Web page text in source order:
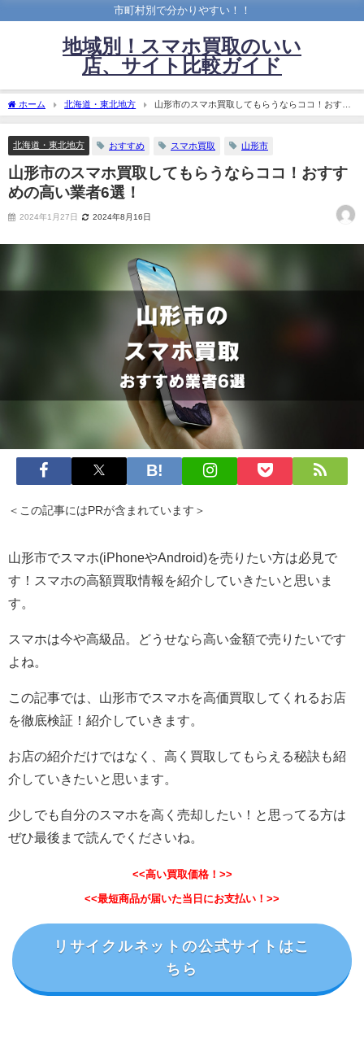
市町村別で分かりやすい！！
地域別！スマホ買取のいい
店、サイト比較ガイド
ホーム 北海道・東北地方
山形市のスマホ買取してもらうならココ！おすす
めの高い業者6選！
北海道・東北地方 おすすめ スマホ買取 山形市
山形市のスマホ買取してもらうならココ！おすす
めの高い業者6選！
2024年1月27日 2024年8月16日
＜この記事にはPRが含まれています＞
山形市でスマホ(iPhoneやAndroid)を売りたい方は必見で
す！スマホの高額買取情報を紹介していきたいと思いま
す。
スマホは今や高級品。どうせなら高い金額で売りたいです
よね。
この記事では、山形市でスマホを高価買取してくれるお店
を徹底検証！紹介していきます。
お店の紹介だけではなく、高く買取してもらえる秘訣も紹
介していきたいと思います。
少しでも自分のスマホを高く売却したい！と思ってる方は
ぜひ最後まで読んでくださいね。
<<高い買取価格！>>
<<最短商品が届いた当日にお支払い！>>
リサイクルネットの公式サイトはこ
ちら